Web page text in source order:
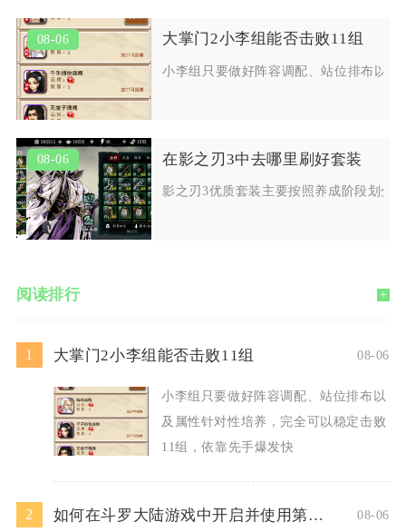
08-06 大掌门2小李组能否击败11组
小李组只要做好阵容调配、站位排布以
08-06 在影之刃3中去哪里刷好套装
影之刃3优质套装主要按照养成阶段划分
阅读排行 +
1 大掌门2小李组能否击败11组 08-06
小李组只要做好阵容调配、站位排布以
及属性针对性培养，完全可以稳定击败
11组，依靠先手爆发快
2 如何在斗罗大陆游戏中开启并使用第二魂技 08-06